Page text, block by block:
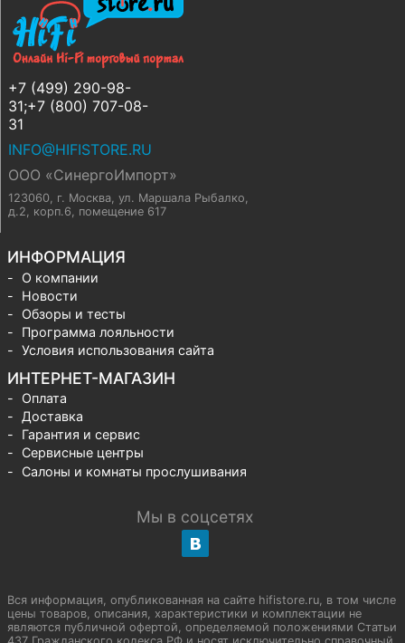
+7 (499) 290-98-
31;+7 (800) 707-08-
31
INFO@HIFISTORE.RU
ООО «СинергоИмпорт»
123060, г. Москва, ул. Маршала Рыбалко,
д.2, корп.6, помещение 617
ИНФОРМАЦИЯ
О компании
Новости
Обзоры и тесты
Программа лояльности
Условия использования сайта
ИНТЕРНЕТ-МАГАЗИН
Оплата
Доставка
Гарантия и сервис
Сервисные центры
Салоны и комнаты прослушивания
Мы в соцсетях
Вся информация, опубликованная на сайте hifistore.ru, в том числе
цены товаров, описания, характеристики и комплектации не
являются публичной офертой, определяемой положениями Статьи